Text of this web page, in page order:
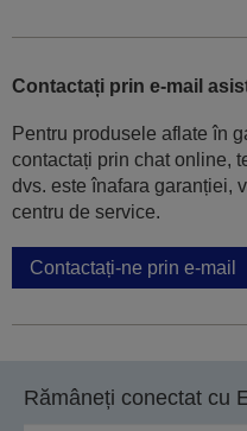
Contactați prin e-mail
Pentru produsele aflate în
contactați prin chat online,
dvs. este înafara garanției,
centru de service.
Contactați-ne prin e-mail
Rămâneți conectat cu